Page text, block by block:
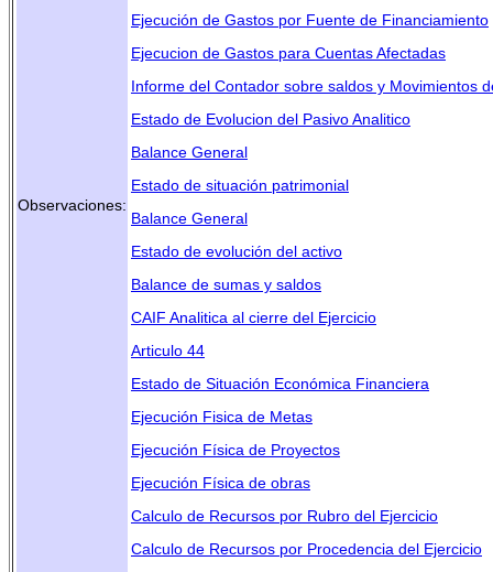
Observaciones:
Ejecución de Gastos por Fuente de Financiamiento
Ejecucion de Gastos para Cuentas Afectadas
Informe del Contador sobre saldos y Movimientos
Estado de Evolucion del Pasivo Analitico
Balance General
Estado de situación patrimonial
Balance General
Estado de evolución del activo
Balance de sumas y saldos
CAIF Analitica al cierre del Ejercicio
Articulo 44
Estado de Situación Económica Financiera
Ejecución Fisica de Metas
Ejecución Física de Proyectos
Ejecución Física de obras
Calculo de Recursos por Rubro del Ejercicio
Calculo de Recursos por Procedencia del Ejercicio